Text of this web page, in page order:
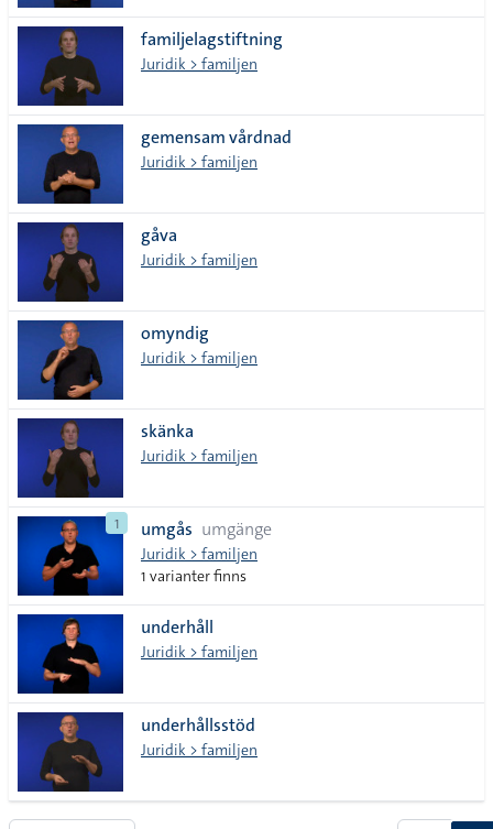
familjelagstiftning
Juridik > familjen
gemensam vårdnad
Juridik > familjen
gåva
Juridik > familjen
omyndig
Juridik > familjen
skänka
Juridik > familjen
1 umgås umgänge
Juridik > familjen
1 varianter finns
underhåll
Juridik > familjen
underhållsstöd
Juridik > familjen